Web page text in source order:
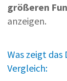
größeren
anzeigen.
Was zeigt das
Vergleich: